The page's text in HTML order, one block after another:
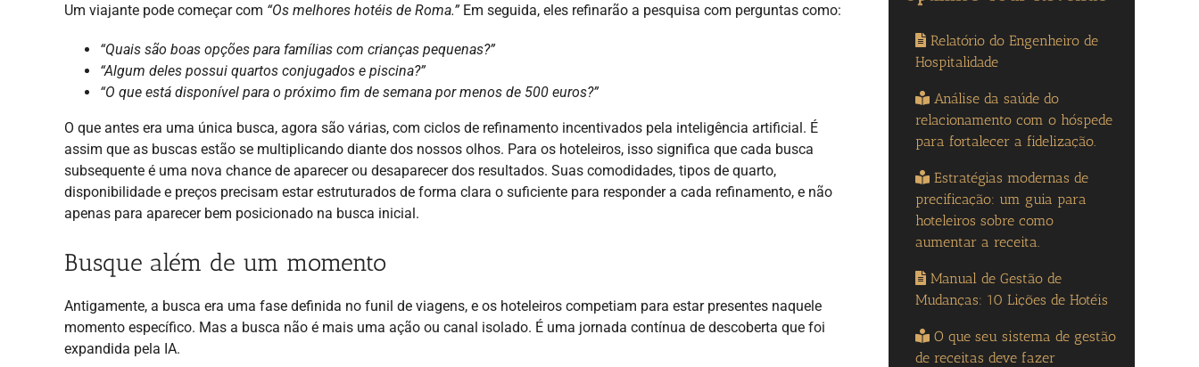
Um viajante pode começar com “Os melhores hotéis de Roma.”Em seguida, eles refinarão a pesquisa com perguntas como:
“Quais são boas opções para famílias com crianças pequenas?”
“Algum deles possui quartos conjugados e piscina?”
“O que está disponível para o próximo fim de semana por menos de 500 euros?”
O que antes era uma única busca, agora são várias, com ciclos de refinamento incentivados pela inteligência artificial. É
assim que as buscas estão se multiplicando diante dos nossos olhos. Para os hoteleiros, isso significa que cada busca
subsequente é uma nova chance de aparecer ou desaparecer dos resultados. Suas comodidades, tipos de quarto,
disponibilidade e preços precisam estar estruturados de forma clara o suficiente para responder a cada refinamento, e não
apenas para aparecer bem posicionado na busca inicial.
Busque além de um momento
Antigamente, a busca era uma fase definida no funil de viagens, e os hoteleiros competiam para estar presentes naquele
momento específico. Mas a busca não é mais uma ação ou canal isolado. É uma jornada contínua de descoberta que foi
expandida pela IA.
Relatório do Engenheiro de
Hospitalidade
Análise da saúde do
relacionamento com o hóspede
para fortalecer a fidelização.
Estratégias modernas de
precificação: um guia para
hoteleiros sobre como
aumentar a receita.
Manual de Gestão de
Mudanças: 10 Lições de Hotéis
O que seu sistema de gestão
de receitas deve fazer